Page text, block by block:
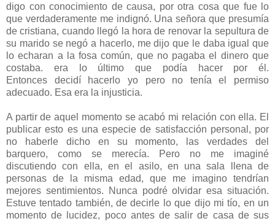
digo con conocimiento de causa, por otra cosa que fue lo
que verdaderamente me indignó. Una señora que presumía
de cristiana, cuando llegó la hora de renovar la sepultura de
su marido se negó a hacerlo, me dijo que le daba igual que
lo echaran a la fosa común, que no pagaba el dinero que
costaba. era lo último que podía hacer por él.
Entonces decidí hacerlo yo pero no tenía el permiso
adecuado. Esa era la injusticia.
A partir de aquel momento se acabó mi relación con ella. El
publicar esto es una especie de satisfacción personal, por
no haberle dicho en su momento, las verdades del
barquero, como se merecía. Pero no me imaginé
discutiendo con ella, en el asilo, en una sala llena de
personas de la misma edad, que me imagino tendrían
mejores sentimientos. Nunca podré olvidar esa situación.
Estuve tentado también, de decirle lo que dijo mi tío, en un
momento de lucidez, poco antes de salir de casa de sus